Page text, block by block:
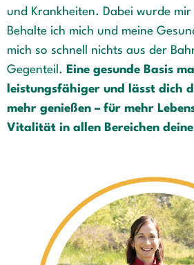
und Krankheiten. Dabei wurde
Behalte ich mich und meine
mich so schnell nichts aus der
Gegenteil. Eine gesunde Basis
leistungsfähiger und lässt dich
mehr genießen – für mehr
Vitalität in allen Bereichen